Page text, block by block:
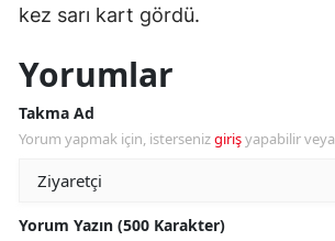
kez sarı kart gördü.
Yorumlar
Takma Ad
Yorum yapmak için, istersenizgirişyapabilir veya
Yorum Yazın (500 Karakter)